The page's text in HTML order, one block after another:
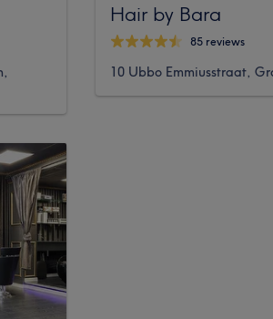
Hair by Bara
85 reviews
10 Ubbo Emmiusstraat,